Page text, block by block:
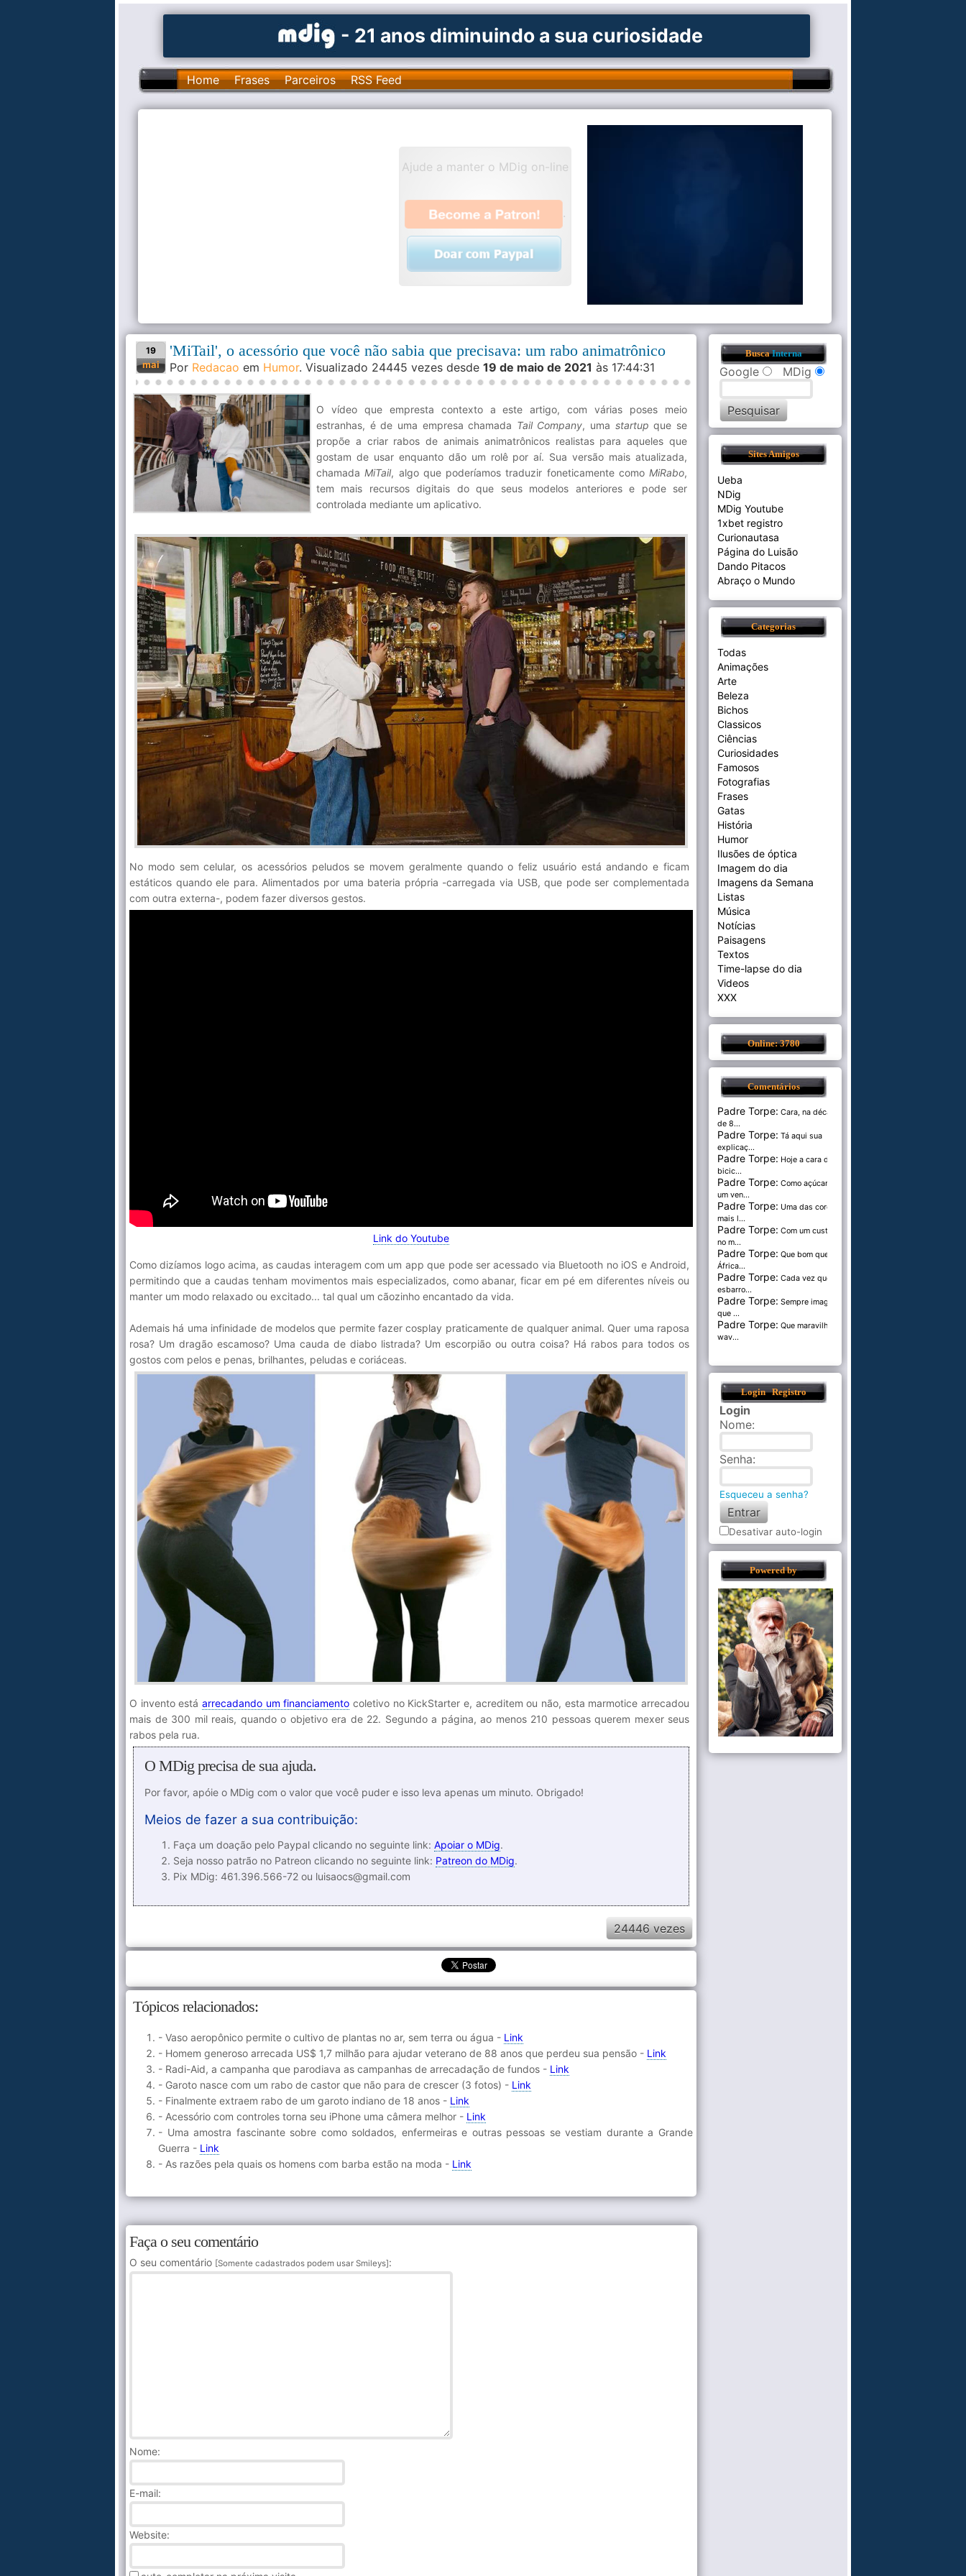
- 21 anos diminuindo a sua curiosidade
Home Frases Parceiros RSS Feed
Ajude a manter o MDig on-line
.
19
mai
'MiTail', o acessório que você não sabia que precisava: um rabo animatrônico
Por Redacao em Humor. Visualizado 24445 vezes desde 19 de maio de 2021 às 17:44:31
O vídeo que empresta contexto a este artigo, com várias poses meio
estranhas, é de uma empresa chamada Tail Company, uma startup que se
propõe a criar rabos de animais animatrônicos realistas para aqueles que
gostam de usar enquanto dão um rolê por aí. Sua versão mais atualizada,
chamadaMiTail, algo que poderíamos traduzir foneticamente como MiRabo,
tem mais recursos digitais do que seus modelos anteriores e pode ser
controlada mediante um aplicativo.
No modo sem celular, os acessórios peludos se movem geralmente quando o feliz usuário está andando e ficam
estáticos quando ele para. Alimentados por uma bateria própria -carregada via USB, que pode ser complementada
com outra externa-, podem fazer diversos gestos.
Link do Youtube
Como dizíamos logo acima, as caudas interagem com um app que pode ser acessado via Bluetooth no iOS e Android,
permitindo que a caudas tenham movimentos mais especializados, como abanar, ficar em pé em diferentes níveis ou
manter um modo relaxado ou excitado... tal qual um cãozinho encantado da vida.
Ademais há uma infinidade de modelos que permite fazer cosplay praticamente de qualquer animal. Quer uma raposa
rosa? Um dragão escamoso? Uma cauda de diabo listrada? Um escorpião ou outra coisa? Há rabos para todos os
gostos com pelos e penas, brilhantes, peludas e coriáceas.
O invento está arrecadando um financiamento coletivo no KickStarter e, acreditem ou não, esta marmotice arrecadou
mais de 300 mil reais, quando o objetivo era de 22. Segundo a página, ao menos 210 pessoas querem mexer seus
rabos pela rua.
O MDig precisa de sua ajuda.
Por favor, apóie o MDig com o valor que você puder e isso leva apenas um minuto. Obrigado!
Meios de fazer a sua contribuição:
Faça um doação pelo Paypal clicando no seguinte link: Apoiar o MDig.
Seja nosso patrão no Patreon clicando no seguinte link: Patreon do MDig.
Pix MDig: 461.396.566-72 ou luisaocs@gmail.com
24446 vezes
Tópicos relacionados:
- Vaso aeropônico permite o cultivo de plantas no ar, sem terra ou água - Link
- Homem generoso arrecada US$ 1,7 milhão para ajudar veterano de 88 anos que perdeu sua pensão - Link
- Radi-Aid, a campanha que parodiava as campanhas de arrecadação de fundos - Link
- Garoto nasce com um rabo de castor que não para de crescer (3 fotos) - Link
- Finalmente extraem rabo de um garoto indiano de 18 anos - Link
- Acessório com controles torna seu iPhone uma câmera melhor - Link
- Uma amostra fascinante sobre como soldados, enfermeiras e outras pessoas se vestiam durante a Grande
Guerra - Link
- As razões pela quais os homens com barba estão na moda - Link
Faça o seu comentário
O seu comentário [Somente cadastrados podem usar Smileys] :
Nome:
E-mail:
Website:
BuscaInterna
Google MDig
Sites Amigos
Ueba
NDig
MDig Youtube
1xbet registro
Curionautasa
Página do Luisão
Dando Pitacos
Abraço o Mundo
Categorias
Todas
Animações
Arte
Beleza
Bichos
Classicos
Ciências
Curiosidades
Famosos
Fotografias
Frases
Gatas
História
Humor
Ilusões de óptica
Imagem do dia
Imagens da Semana
Listas
Música
Notícias
Paisagens
Textos
Time-lapse do dia
Videos
XXX
Online: 3780
Comentários
Padre Torpe: Cara, na década
de 8...
Padre Torpe: Tá aqui sua
explicaç...
Padre Torpe: Hoje a cara de
bicic...
Padre Torpe: Como açúcar é
um ven...
Padre Torpe: Uma das cores
mais l...
Padre Torpe: Com um custo de
no m...
Padre Torpe: Que bom que a
África...
Padre Torpe: Cada vez que
esbarro...
Padre Torpe: Sempre imaginei
que ...
Padre Torpe: Que maravilha de
wav...
Login Registro
Login
Nome:
Senha:
Esqueceu a senha?
Desativar auto-login
Powered by